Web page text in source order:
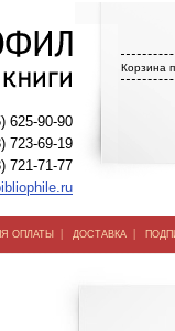
625-90-90
723-69-19
721-71-77
Корзина
ОПЛАТЫ | ДОСТАВКА |